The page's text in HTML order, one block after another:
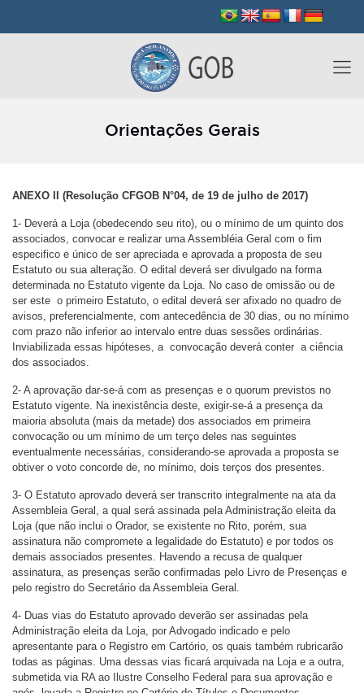
Orientações Gerais
ANEXO II (Resolução CFGOB N°04, de 19 de julho de 2017)
1- Deverá a Loja (obedecendo seu rito), ou o mínimo de um quinto dos
associados, convocar e realizar uma Assembléia Geral com o fim
especifico e único de ser apreciada e aprovada a proposta de seu
Estatuto ou sua alteração. O edital deverá ser divulgado na forma
determinada no Estatuto vigente da Loja. No caso de omissão ou de
ser este o primeiro Estatuto, o edital deverá ser afixado no quadro de
avisos, preferencialmente, com antecedência de 30 dias, ou no mínimo
com prazo não inferior ao intervalo entre duas sessões ordinárias.
Inviabilizada essas hipóteses, a convocação deverá conter a ciência
dos associados.
2- A aprovação dar-se-á com as presenças e o quorum previstos no
Estatuto vigente. Na inexistência deste, exigir-se-á a presença da
maioria absoluta (mais da metade) dos associados em primeira
convocação ou um mínimo de um terço deles nas seguintes
eventualmente necessárias, considerando-se aprovada a proposta se
obtiver o voto concorde de, no mínimo, dois terços dos presentes.
3- O Estatuto aprovado deverá ser transcrito integralmente na ata da
Assembleia Geral, a qual será assinada pela Administração eleita da
Loja (que não inclui o Orador, se existente no Rito, porém, sua
assinatura não compromete a legalidade do Estatuto) e por todos os
demais associados presentes. Havendo a recusa de qualquer
assinatura, as presenças serão confirmadas pelo Livro de Presenças e
pelo registro do Secretário da Assembleia Geral.
4- Duas vias do Estatuto aprovado deverão ser assinadas pela
Administração eleita da Loja, por Advogado indicado e pelo
apresentante para o Registro em Cartório, os quais também rubricarão
todas as páginas. Uma dessas vias ficará arquivada na Loja e a outra,
submetida via RA ao Ilustre Conselho Federal para sua aprovação e